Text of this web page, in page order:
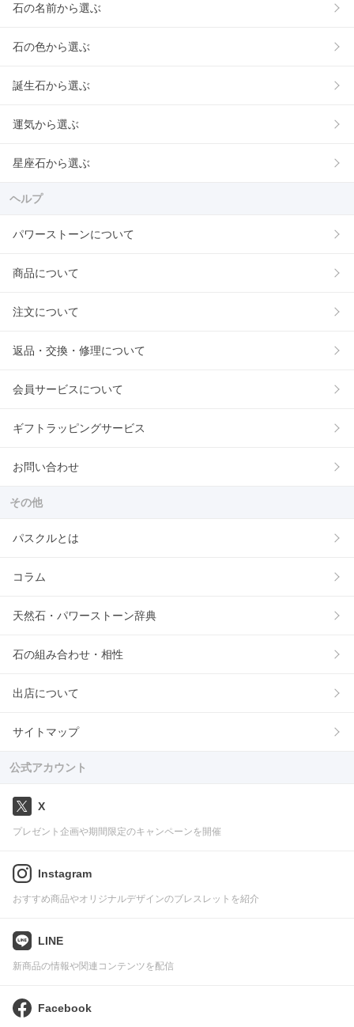
石の名前から選ぶ
石の色から選ぶ
誕生石から選ぶ
運気から選ぶ
星座石から選ぶ
ヘルプ
パワーストーンについて
商品について
注文について
返品・交換・修理について
会員サービスについて
ギフトラッピングサービス
お問い合わせ
その他
パスクルとは
コラム
天然石・パワーストーン辞典
石の組み合わせ・相性
出店について
サイトマップ
公式アカウント
X
プレゼント企画や期間限定のキャンペーンを開催
Instagram
おすすめ商品やオリジナルデザインのブレスレットを紹介
LINE
新商品の情報や関連コンテンツを配信
Facebook